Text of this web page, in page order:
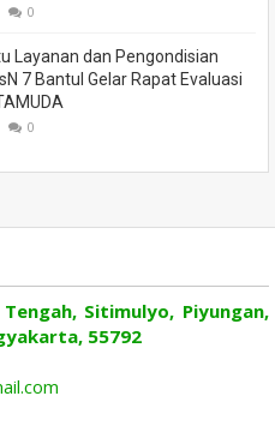
0
Layanan dan Pengondisian
7 Bantul Gelar Rapat Evaluasi
0
Sitimulyo, Piyungan,
55792